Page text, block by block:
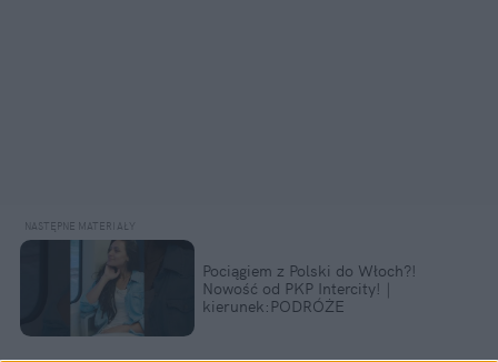
Pociągiem z Polski do Włoch?!
Nowość od PKP Intercity! |
kierunek:PODRÓŻE